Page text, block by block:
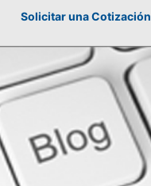
Solicitar una Cotización